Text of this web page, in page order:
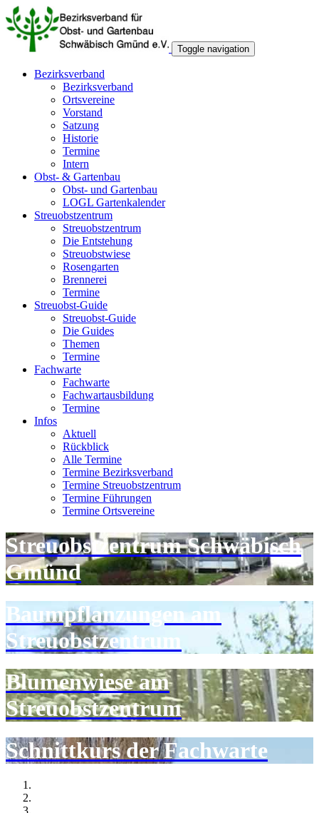
Toggle navigation
Bezirksverband
Bezirksverband
Ortsvereine
Vorstand
Satzung
Historie
Termine
Intern
Obst- & Gartenbau
Obst- und Gartenbau
LOGL Gartenkalender
Streuobstzentrum
Streuobstzentrum
Die Entstehung
Streuobstwiese
Rosengarten
Brennerei
Termine
Streuobst-Guide
Streuobst-Guide
Die Guides
Themen
Termine
Fachwarte
Fachwarte
Fachwartausbildung
Termine
Infos
Aktuell
Rückblick
Alle Termine
Termine Bezirksverband
Termine Streuobstzentrum
Termine Führungen
Termine Ortsvereine
Streuobstzentrum Schwäbisch
Gmünd
Baumpflanzungen am
Streuobstzentrum
Blumenwiese am
Streuobstzentrum
Schnittkurs der Fachwarte